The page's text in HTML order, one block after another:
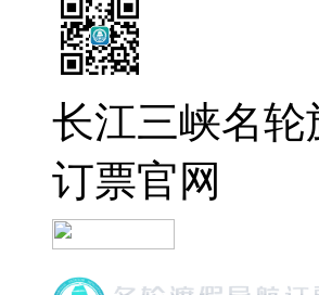
长江三峡名轮
订票官网